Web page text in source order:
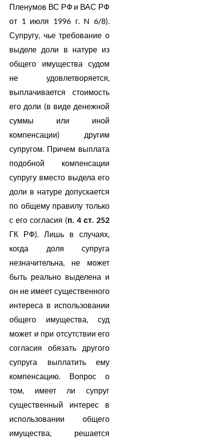
Пленумов ВС РФ и ВАС РФ
от 1 июля 1996 г. N 6/8).
Супругу, чье требование о
выделе доли в натуре из
общего имущества судом
не удовлетворяется,
выплачивается стоимость
его доли (в виде денежной
суммы или иной
компенсации) другим
супругом. Причем выплата
подобной компенсации
супругу вместо выдела его
доли в натуре допускается
по общему правилу только
с его согласия (п. 4 ст. 252
ГК РФ). Лишь в случаях,
когда доля супруга
незначительна, не может
быть реально выделена и
он не имеет существенного
интереса в использовании
общего имущества, суд
может и при отсутствии его
согласия обязать другого
супруга выплатить ему
компенсацию. Вопрос о
том, имеет ли супруг
существенный интерес в
использовании общего
имущества, решается